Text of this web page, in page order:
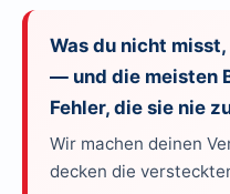
Was du nicht
— und die meisten
Fehler, die sie nie
Wir machen deinen
decken die